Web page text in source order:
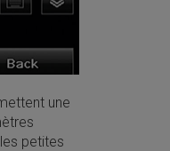
une
petites